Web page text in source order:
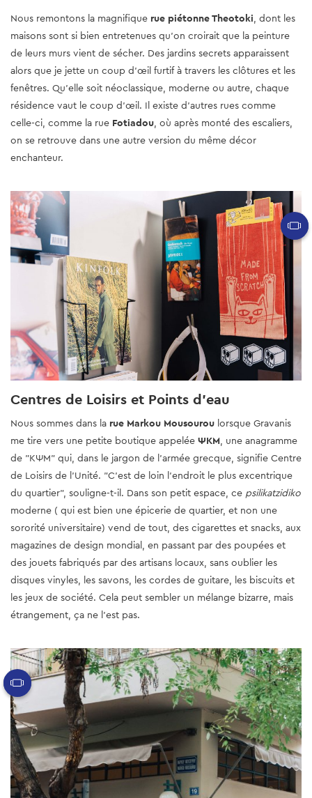
Nous remontons la magnifique rue piétonne Theotoki, dont les
maisons sont si bien entretenues qu'on croirait que la peinture
de leurs murs vient de sécher. Des jardins secrets apparaissent
alors que je jette un coup d'œil furtif à travers les clôtures et les
fenêtres. Qu'elle soit néoclassique, moderne ou autre, chaque
résidence vaut le coup d'œil. Il existe d'autres rues comme
celle-ci, comme la rue Fotiadou, où après monté des escaliers,
on se retrouve dans une autre version du même décor
enchanteur.
Centres de Loisirs et Points d'eau
Nous sommes dans la rue Markou Mousourou lorsque Gravanis
me tire vers une petite boutique appelée ΨΚΜ, une anagramme
de "ΚΨΜ" qui, dans le jargon de l'armée grecque, signifie Centre
de Loisirs de l'Unité. "C'est de loin l'endroit le plus excentrique
du quartier", souligne-t-il. Dans son petit espace, ce psilikatzidiko
moderne ( qui est bien une épicerie de quartier, et non une
sororité universitaire) vend de tout, des cigarettes et snacks, aux
magazines de design mondial, en passant par des poupées et
des jouets fabriqués par des artisans locaux, sans oublier les
disques vinyles, les savons, les cordes de guitare, les biscuits et
les jeux de société. Cela peut sembler un mélange bizarre, mais
étrangement, ça ne l'est pas.